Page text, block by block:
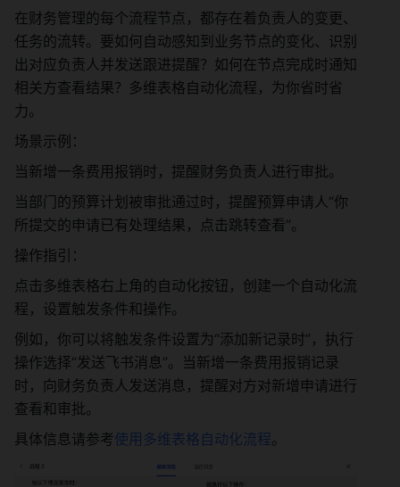
在财务管理的每个流程节点，都存在着负责人的变更、
任务的流转。要如何自动感知到业务节点的变化、识别
出对应负责人并发送跟进提醒？如何在节点完成时通知
相关方查看结果？多维表格自动化流程，为你省时省
力。
场景示例：
当新增一条费用报销时，提醒财务负责人进行审批。
当部门的预算计划被审批通过时，提醒预算申请人“你
所提交的申请已有处理结果，点击跳转查看”。
操作指引：
点击多维表格右上角的自动化按钮，创建一个自动化流
程，设置触发条件和操作。
例如，你可以将触发条件设置为“添加新记录时”，执行
操作选择“发送飞书消息”。当新增一条费用报销记录
时，向财务负责人发送消息，提醒对方对新增申请进行
查看和审批。
具体信息请参考使用多维表格自动化流程。